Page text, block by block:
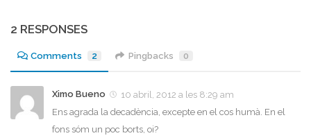
2 RESPONSES
Comments 2 Pingbacks 0
Ximo Bueno
10 abril, 2012 a les 8:29 am
Ens agrada la decadència, excepte en el cos humà. En el
fons sóm un poc borts, oi?